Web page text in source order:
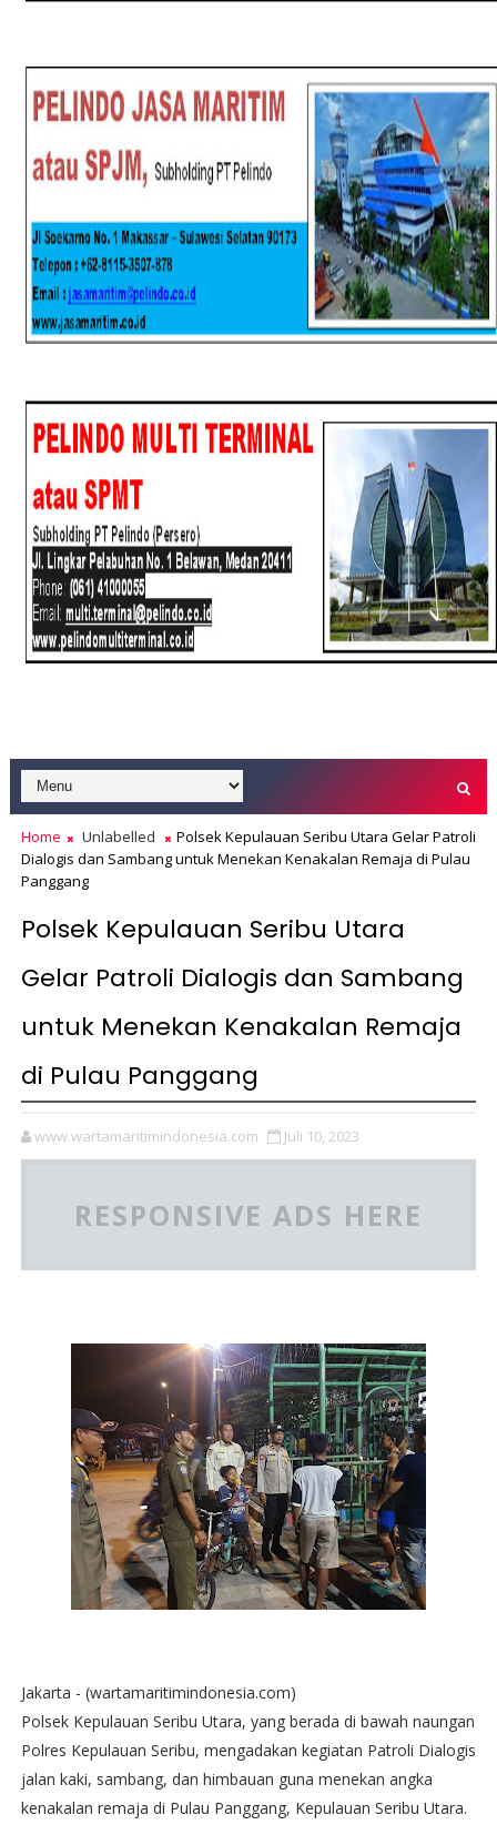
Home Unlabelled
Polsek Kepulauan Seribu Utara Gelar Patroli
Dialogis dan Sambang untuk Menekan Kenakalan Remaja di Pulau
Panggang
Polsek Kepulauan Seribu Utara
Gelar Patroli Dialogis dan Sambang
untuk Menekan Kenakalan Remaja
di Pulau Panggang
www.wartamaritimindonesia.com Juli 10, 2023
RESPONSIVE ADS HERE
Jakarta - (wartamaritimindonesia.com)
Polsek Kepulauan Seribu Utara, yang berada di bawah naungan
Polres Kepulauan Seribu, mengadakan kegiatan Patroli Dialogis
jalan kaki, sambang, dan himbauan guna menekan angka
kenakalan remaja di Pulau Panggang, Kepulauan Seribu Utara.